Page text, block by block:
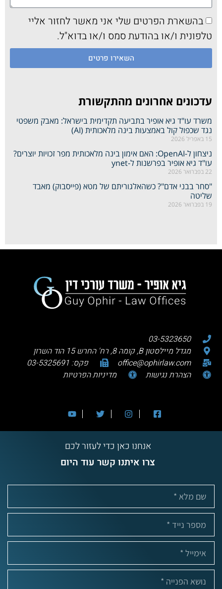
בהשארת הפרטים שלי אני מאשר לחזור אליי
טלפונית ו/או בהודעת סמס ו/או בדוא"ל.
השאירו פרטים
עדכונים אחרונים מהתקשורת
משרד עו"ד גיא אופיר בתביעה תקדימית בישראל: מאבק משפטי
נגד שכפול קול באמצעות בינה מלאכותית (AI)
15 באפריל 2026
ניצחון ל-OpenAI: האם אימון בינה מלאכותית מפר זכויות יוצרים?
עו"ד גיא אופיר בפרשנות ל-ynet
22 בפברואר 2026
"סחר בבני אדם"? כשהאלגוריתם של מטא (פייסבוק) מאבד
שליטה
19 בפברואר 2026
03-5323650
מגדל מיילסטון B, קומה 8, רח' החרש 15 הוד השרון
office@ophirlaw.com
פקס: 03-5325691
הצהרת נגישות
מדיניות הפרטיות
אנחנו כאן כדי לעזור לכם
צרו איתנו קשר עוד היום